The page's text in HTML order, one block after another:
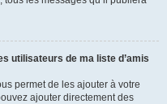
utilisateurs de ma liste d’amis
permet de les ajouter à votre
ajouter directement des